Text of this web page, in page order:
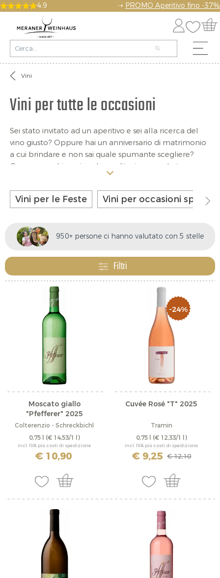
4.9 ➝ PROMO Aperitivo fino -37%
Vini
Vini per tutte le occasioni
Sei stato invitato ad un aperitivo e sei alla ricerca del
vino giusto? Oppure hai un anniversario di matrimonio
a cui brindare e non sai quale spumante scegliere?
Oppure cerchi un vino da meditazione per le tue
serate di relax? Non preoccuparti! Nel nostro vasto
assortimento troverai il vino perfetto per ogni
occasione. Dai bianchi frizzanti e freschi ai rossi caldi e
caso tuo.
Vini per le Feste Vini per occasioni speciali
950+ persone ci hanno valutato con 5 stelle
Filtri
Moscato giallo
"Pfefferer" 2025
Colterenzio - Schreckbichl
0,75 l (€ 14,53/1 l)
incl. IVA più costi di spedizione
€ 10,90
-24%
Cuvée Rosé "T" 2025
Tramin
0,75 l (€ 12,33/1 l)
incl. IVA più costi di spedizione
€ 9,25 € 12,10